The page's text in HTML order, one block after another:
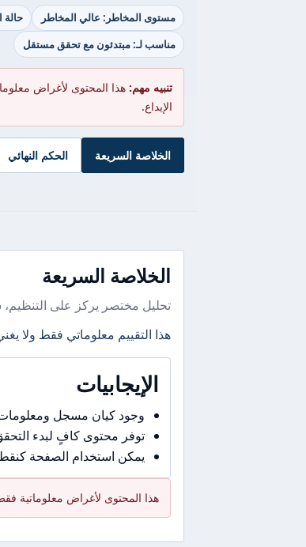
مستوى المخاطر: عالي المخاطر حالة
مناسب لـ: مبتدئون مع تحقق مستقل
تنبيه مهم: هذا المحتوى لأغراض
الإيداع.
الخلاصة السريعة الحكم النهائي
الخلاصة السريعة
تحليل مختصر يركز على
هذا التقييم معلوماتي فقط ولا
الإيجابيات
وجود كيان مسجل
توفر محتوى كافٍ لبدء
يمكن استخدام الصفحة
هذا المحتوى لأغراض معلوماتية